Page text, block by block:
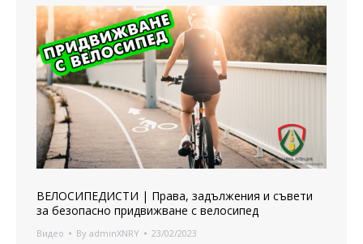
ВЕЛОСИПЕДИСТИ | Права, задължения и съвети
за безопасно придвижване с велосипед
Видео By adminXNRY 23/02/2023